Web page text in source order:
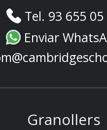
Tel. 93 655
Enviar
Granollers